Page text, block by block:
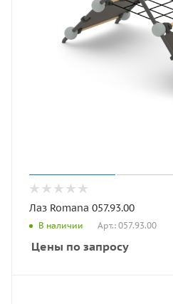
Лаз Romana 057.93.00
В наличии Арт.: 057.93.00
Цены по запросу